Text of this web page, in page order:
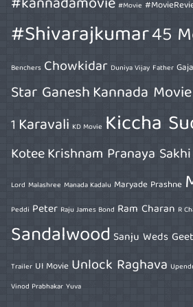
#Movie
#Shivarajkumar45
Benchers Chowkidar Duniya Vijay Father
Star GaneshKannada Movie
1 Karavali KD Movie Kiccha
KoteeKrishnam Pranaya Sakhi
Lord Malashree Manada Kadalu Maryade Prashne
Peddi Peter Raju James Bond Ram Charan R
Sandalwood Sanju Weds
Trailer UI Movie Unlock Raghava
Vinod Prabhakar Yuva